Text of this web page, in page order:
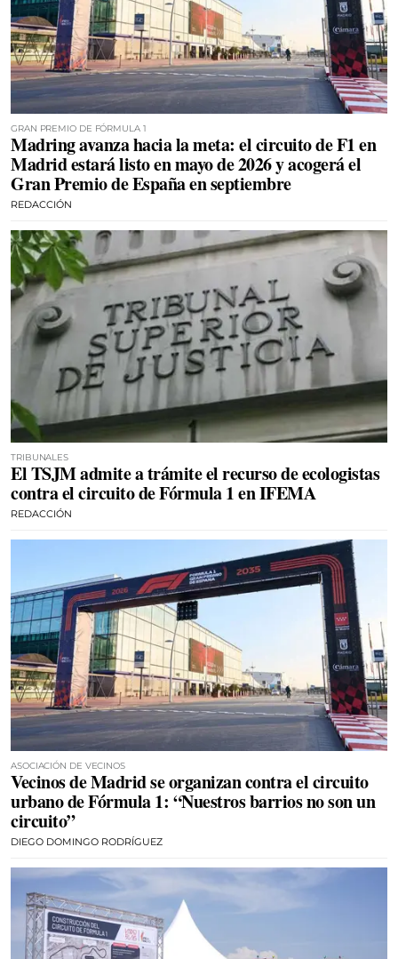
GRAN PREMIO DE FÓRMULA 1
Madring avanza hacia la meta: el circuito de F1 en
Madrid estará listo en mayo de 2026 y acogerá el
Gran Premio de España en septiembre
REDACCIÓN
TRIBUNALES
El TSJM admite a trámite el recurso de ecologistas
contra el circuito de Fórmula 1 en IFEMA
REDACCIÓN
ASOCIACIÓN DE VECINOS
Vecinos de Madrid se organizan contra el circuito
urbano de Fórmula 1: “Nuestros barrios no son un
circuito”
DIEGO DOMINGO RODRÍGUEZ